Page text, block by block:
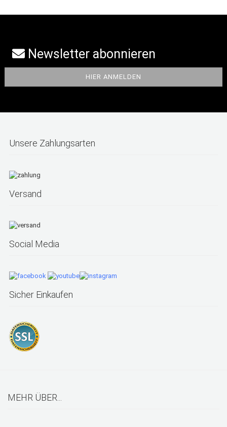
Newsletter abonnieren
Unsere Zahlungsarten
Versand
Social Media
Sicher Einkaufen
MEHR ÜBER...